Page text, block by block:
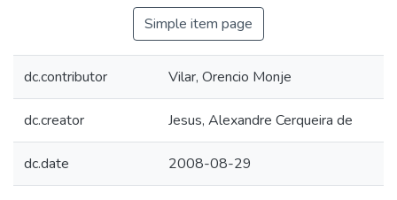
Simple item page
dc.contributor Vilar, Orencio Monje
dc.creator Jesus, Alexandre Cerqueira de
dc.date 2008-08-29